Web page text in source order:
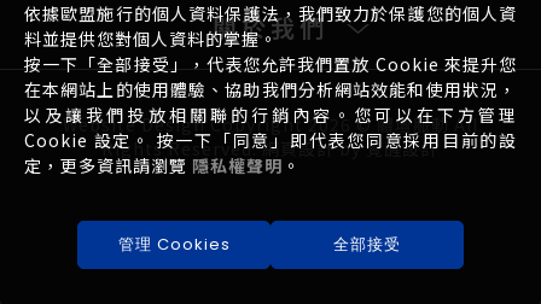
關於我們
Website DesignCopyright 2026 © 體壇脈動 All
Rights Reserved.網頁設計by覺醒設計
依據歐盟施行的個人資料保護法，我們致力於保護您的個人資
料並提供您對個人資料的掌握。
按一下「全部接受」，代表您允許我們置放 Cookie 來提升您
在本網站上的使用體驗、協助我們分析網站效能和使用狀況，
以及讓我們投放相關聯的行銷內容。您可以在下方管理
Cookie 設定。 按一下「同意」即代表您同意採用目前的設
定，更多資訊請瀏覽 隱私權聲明 。
管理 Cookies 全部接受